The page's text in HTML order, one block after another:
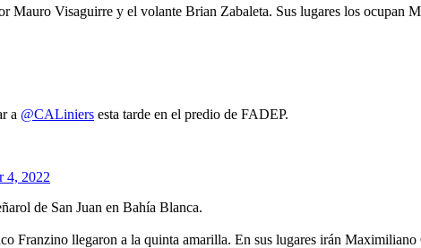
Mauro Visaguirre y el volante Brian Zabaleta. Sus lugares los ocupan
a @CALiniers esta tarde en el predio de FADEP.
4, 2022
de San Juan en Bahía Blanca.
Franzino llegaron a la quinta amarilla. En sus lugares irán